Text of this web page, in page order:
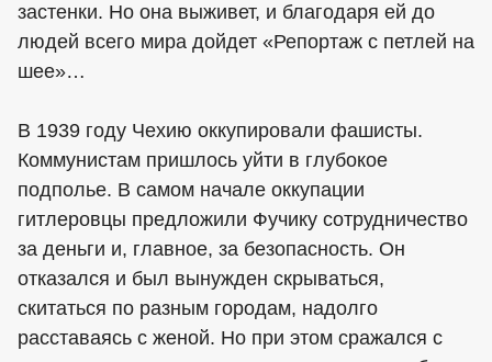
застенки. Но она выживет, и благодаря ей до
людей всего мира дойдет «Репортаж с петлей на
шее»…
В 1939 году Чехию оккупировали фашисты.
Коммунистам пришлось уйти в глубокое
подполье. В самом начале оккупации
гитлеровцы предложили Фучику сотрудничество
за деньги и, главное, за безопасность. Он
отказался и был вынужден скрываться,
скитаться по разным городам, надолго
расставаясь с женой. Но при этом сражался с